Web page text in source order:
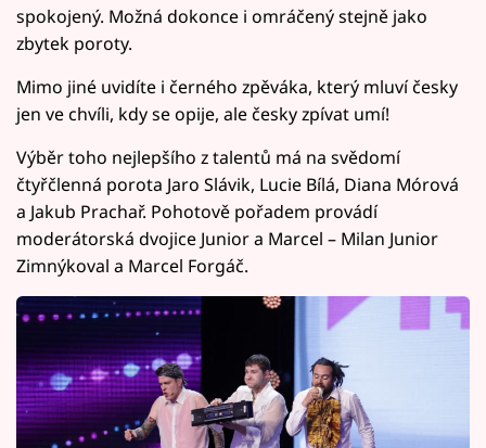
spokojený. Možná dokonce i omráčený stejně jako
zbytek poroty.
Mimo jiné uvidíte i černého zpěváka, který mluví česky
jen ve chvíli, kdy se opije, ale česky zpívat umí!
Výběr toho nejlepšího z talentů má na svědomí
čtyřčlenná porota Jaro Slávik, Lucie Bílá, Diana Mórová
a Jakub Prachař. Pohotově pořadem provádí
moderátorská dvojice Junior a Marcel – Milan Junior
Zimnýkoval a Marcel Forgáč.